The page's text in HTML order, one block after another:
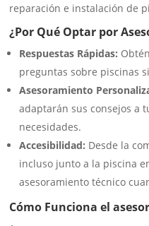
reparación e instalación de
¿Por Qué Optar por
Respuestas Rápidas:
preguntas sobre piscinas
Asesoramiento
adaptarán sus consejos a
necesidades.
Accesibilidad: Desde la
incluso junto a la piscina
asesoramiento técnico
Cómo Funciona el